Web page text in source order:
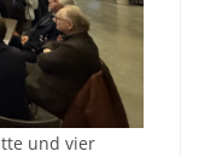
und vier